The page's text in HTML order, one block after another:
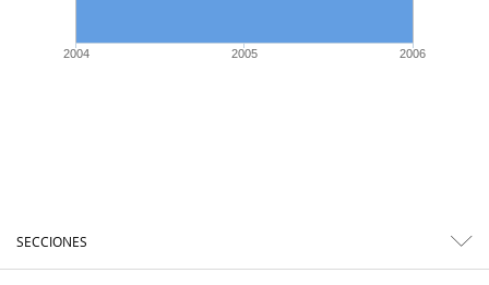
2004 2005 2006
SECCIONES